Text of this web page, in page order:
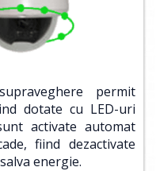
permit
dotate cu LED-uri
activate automat
fiind dezactivate
energie.